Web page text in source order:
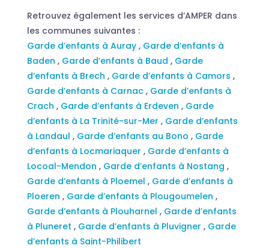
Retrouvez également les services d’AMPER dans
les communes suivantes :
Garde d’enfants à Auray , Garde d’enfants à
Baden , Garde d’enfants à Baud , Garde
d’enfants à Brech , Garde d’enfants à Camors ,
Garde d’enfants à Carnac , Garde d’enfants à
Crach , Garde d’enfants à Erdeven , Garde
d’enfants à La Trinité-sur-Mer , Garde d’enfants
à Landaul , Garde d’enfants au Bono , Garde
d’enfants à Locmariaquer , Garde d’enfants à
Locoal-Mendon , Garde d’enfants à Nostang ,
Garde d’enfants à Ploemel , Garde d’enfants à
Ploeren , Garde d’enfants à Plougoumelen ,
Garde d’enfants à Plouharnel , Garde d’enfants
à Pluneret , Garde d’enfants à Pluvigner , Garde
d’enfants à Saint-Philibert